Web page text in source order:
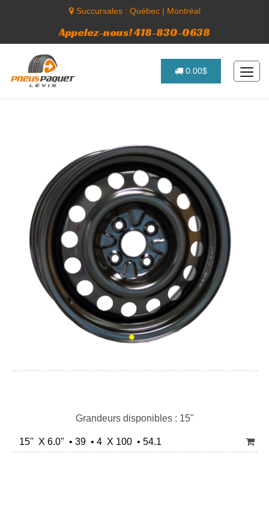
Succursales : Québec| Montréal
Appelez-nous! 418-830-0638
0.00$
Grandeurs disponibles : 15"
15" X 6.0" • 39 • 4 X 100 • 54.1